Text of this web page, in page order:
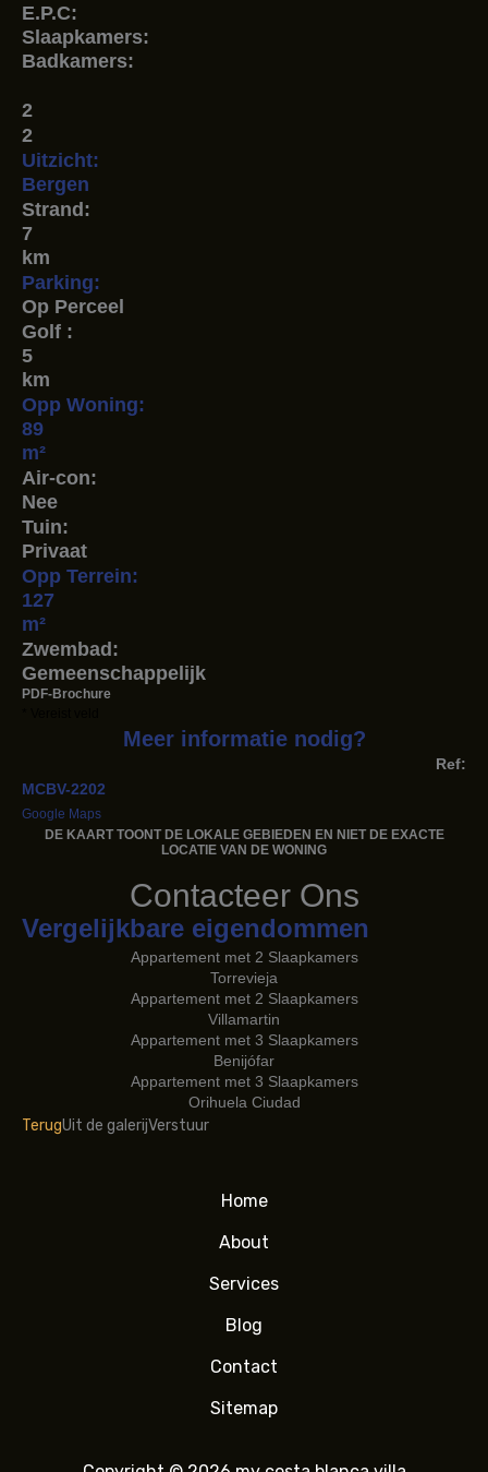
E.P.C:
Slaapkamers:
Badkamers:
2
2
Uitzicht:
Bergen
Strand:
7
km
Parking:
Op Perceel
Golf :
5
km
Opp Woning:
89
m²
Air-con:
Nee
Tuin:
Privaat
Opp Terrein:
127
m²
Zwembad:
Gemeenschappelijk
PDF-Brochure
Meer informatie nodig?
Ref:
MCBV-2202
Google Maps
DE KAART TOONT ​​DE LOKALE GEBIEDEN EN NIET DE EXACTE
LOCATIE VAN DE WONING
Contacteer Ons
Vergelijkbare eigendommen
Appartement met 2 Slaapkamers
Torrevieja
Appartement met 2 Slaapkamers
Villamartin
Appartement met 3 Slaapkamers
Benijófar
Appartement met 3 Slaapkamers
Orihuela Ciudad
TerugUit de galerijVerstuur
Home
About
Services
Blog
Contact
Sitemap